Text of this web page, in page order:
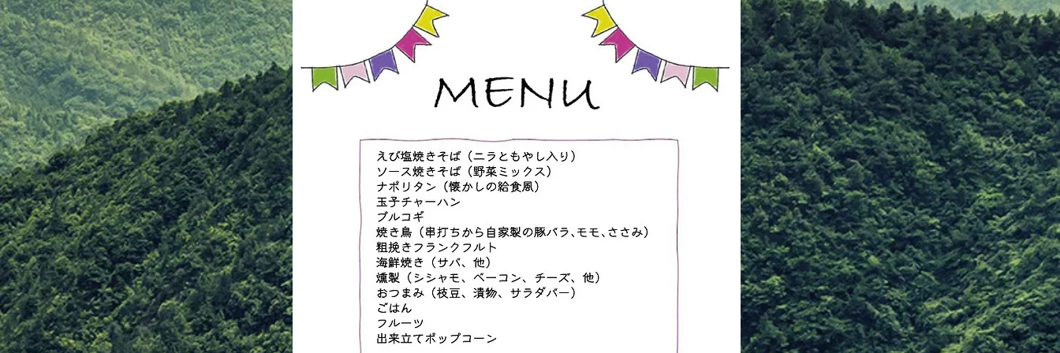
ねじ上げ固め 腕脇絞りより腕ひ
しぎ固め ④【脱出法紹介】 足攻
め どっこ抜き 親指攻め ⑤【ヌン
チャク体験】 ヌンチャク技法 簡
単スパーリン
持ちよく汗をかく内容になってい
ます ・体験大歓迎ですので、
・お子様が道場生の保護者の
方、ご兄弟の参加はもちろん大歓
迎です ・お子様が道